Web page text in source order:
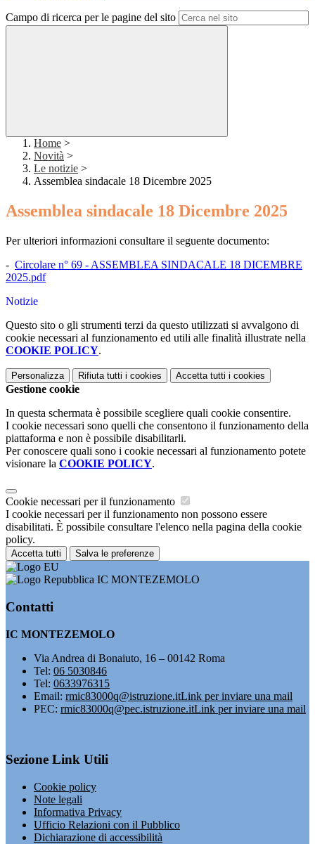
Campo di ricerca per le pagine del sito
Home >
Novità >
Le notizie >
Assemblea sindacale 18 Dicembre 2025
Assemblea sindacale 18 Dicembre 2025
Per ulteriori informazioni consultare il seguente documento:
- Circolare n° 69 - ASSEMBLEA SINDACALE 18 DICEMBRE
2025.pdf
Notizie
Questo sito o gli strumenti terzi da questo utilizzati si avvalgono di
cookie necessari al funzionamento ed utili alle finalità illustrate nella
COOKIE POLICY.
Personalizza Rifiuta tutti i cookies Accetta tutti i cookies
Gestione cookie
In questa schermata è possibile scegliere quali cookie consentire.
I cookie necessari sono quelli che consentono il funzionamento della
piattaforma e non è possibile disabilitarli.
Per conoscere quali sono i cookie necessari al funzionamento potete
visionare la COOKIE POLICY.
Cookie necessari per il funzionamento
I cookie necessari per il funzionamento non possono essere
disabilitati. È possibile consultare l'elenco nella pagina della cookie
policy.
Accetta tutti Salva le preferenze
IC MONTEZEMOLO
Contatti
IC MONTEZEMOLO
Via Andrea di Bonaiuto, 16 – 00142 Roma
Tel: 06 5030846
Tel: 0633976315
Email: rmic83000q@istruzione.itLink per inviare una mail
PEC: rmic83000q@pec.istruzione.itLink per inviare una mail
Sezione Link Utili
Cookie policy
Note legali
Informativa Privacy
Ufficio Relazioni con il Pubblico
Dichiarazione di accessibilità